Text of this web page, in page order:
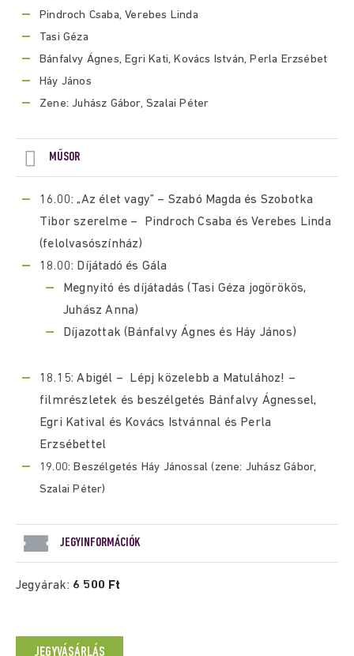
Pindroch Csaba, Verebes Linda
Tasi Géza
Bánfalvy Ágnes, Egri Kati, Kovács István, Perla Erzsébet
Háy János
Zene: Juhász Gábor, Szalai Péter
MŰSOR
16.00: „Az élet vagy” – Szabó Magda és Szobotka
Tibor szerelme – Pindroch Csaba és Verebes Linda
(felolvasószínház)
18.00: Díjátadó és Gála
Megnyitó és díjátadás (Tasi Géza jogörökös,
Juhász Anna)
Díjazottak (Bánfalvy Ágnes és Háy János)
18.15: Abigél – Lépj közelebb a Matulához! –
filmrészletek és beszélgetés Bánfalvy Ágnessel,
Egri Katival és Kovács Istvánnal és Perla
Erzsébettel
19.00: Beszélgetés Háy Jánossal (zene: Juhász Gábor,
Szalai Péter)
JEGYINFORMÁCIÓK
Jegyárak: 6 500 Ft
JEGYVÁSÁRLÁS